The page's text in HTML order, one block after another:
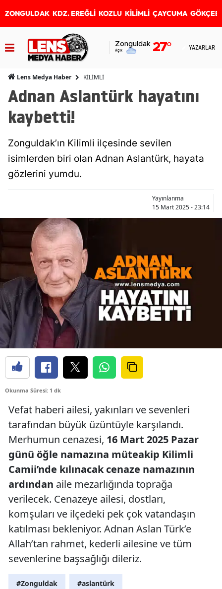
ZONGULDAK KDZ. EREĞLİ KOZLU KİLİMLİ ÇAYCUMA
Zonguldak
Açık 27° YAZARLAR
Lens Medya Haber KİLİMLİ
Adnan Aslantürk hayatını
kaybetti!
Zonguldak’ın Kilimli ilçesinde sevilen
isimlerden biri olan Adnan Aslantürk, hayata
gözlerini yumdu.
Yayınlanma
15 Mart 2025 - 23:14
Okunma Süresi: 1 dk
Vefat haberi ailesi, yakınları ve sevenleri
tarafından büyük üzüntüyle karşılandı.
Merhumun cenazesi, 16 Mart 2025 Pazar
günü öğle namazına müteakip Kilimli
Camii’nde kılınacak cenaze namazının
ardından aile mezarlığında toprağa
verilecek. Cenazeye ailesi, dostları,
komşuları ve ilçedeki pek çok vatandaşın
katılması bekleniyor. Adnan Aslan Türk’e
Allah’tan rahmet, kederli ailesine ve tüm
sevenlerine başsağlığı dileriz.
#Zonguldak #aslantürk